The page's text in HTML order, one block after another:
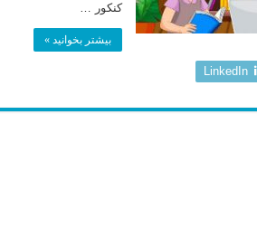
کنکور …
بیشتر بخوانید »
LinkedIn